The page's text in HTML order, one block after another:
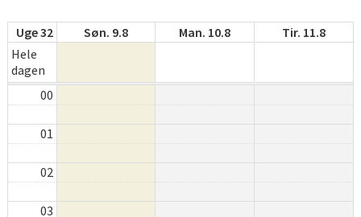
Uge 32 Søn. 9.8 Man. 10.8
Tir. 11.8
Hele
dagen
00
01
02
03